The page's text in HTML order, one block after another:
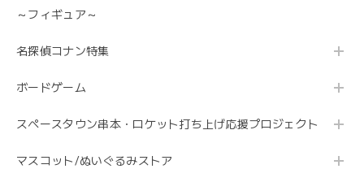
～フィギュア～
名探偵コナン特集
ボードゲーム
スペースタウン串本・ロケット打ち上げ応援プロジェクト
マスコット/ぬいぐるみストア